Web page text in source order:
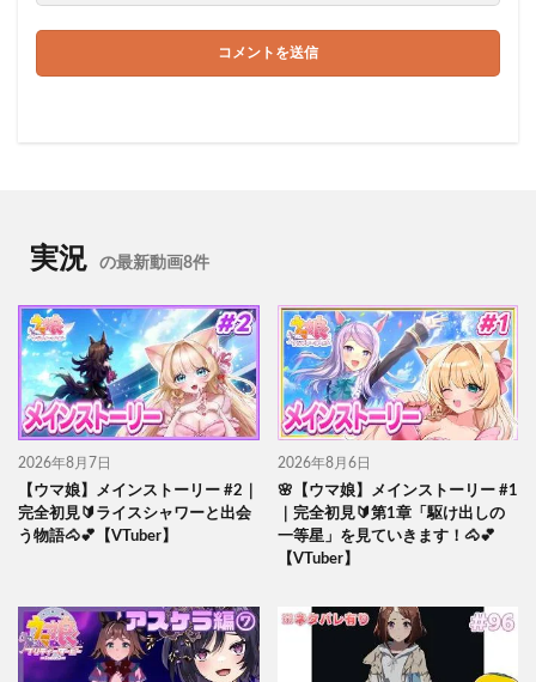
実況 の最新動画8件
2026年8月7日
【ウマ娘】メインストーリー #2｜
完全初見🔰ライスシャワーと出会
う物語🐴💕【VTuber】
2026年8月6日
🌸【ウマ娘】メインストーリー #1
｜完全初見🔰第1章「駆け出しの
一等星」を見ていきます！🐴💕
【VTuber】